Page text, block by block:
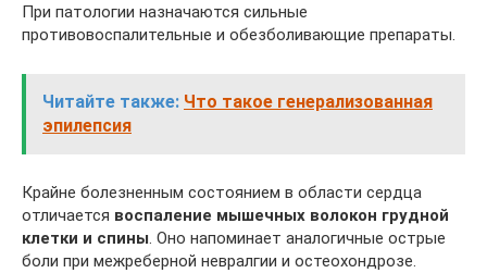
При патологии назначаются сильные
противовоспалительные и обезболивающие препараты.
Читайте также: Что такое генерализованная
эпилепсия
Крайне болезненным состоянием в области сердца
отличается воспаление мышечных волокон грудной
клетки и спины. Оно напоминает аналогичные острые
боли при межреберной невралгии и остеохондрозе.